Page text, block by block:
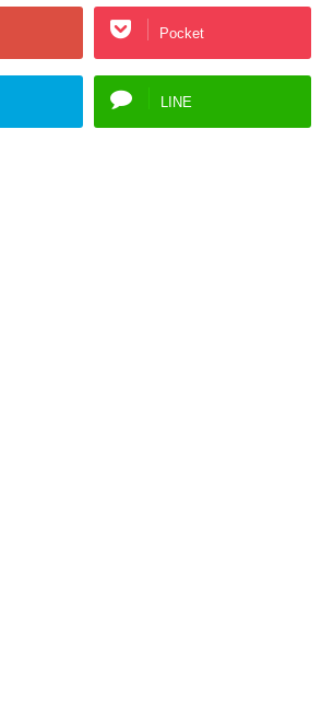
Pocket
LINE